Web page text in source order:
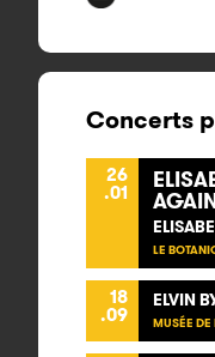
Concerts
26
.01
LE
18
.09
ELVIN
MUSÉE DE